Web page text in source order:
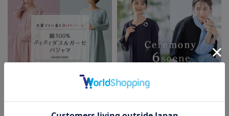
先輩ママに最も選ばれている!ぷく
ぷくダブルガーゼパジャマシリーズ
着回しが効く最新ハレの日スタイル
セレモニー6シーン
お気に入り商品を確認する